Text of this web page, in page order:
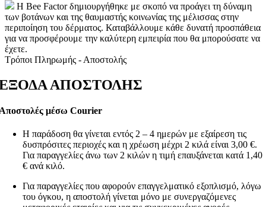
H Bee Factor δημιουργήθηκε με σκοπό να προάγει τη δύναμη
των βοτάνων και της θαυμαστής κοινωνίας της μέλισσας στην
περιποίηση του δέρματος. Καταβάλλουμε κάθε δυνατή προσπάθεια
για να προσφέρουμε την καλύτερη εμπειρία που θα μπορούσατε να
έχετε.
Τρόποι Πληρωμής - Αποστολής
ΑΠΟΣΤΟΛΗΣ
μέσω Courier
Η παράδοση θα γίνεται εντός 2 – 4 ημερών με εξαίρεση τις
δυσπρόσιτες περιοχές και η χρέωση μέχρι 2 κιλά είναι 3,00 €.
Για παραγγελίες άνω των 2 κιλών η τιμή επαυξάνεται κατά 1,40
€ ανά κιλό.
Για παραγγελίες που αφορούν επαγγελματικό εξοπλισμό, λόγω
του όγκου, η αποστολή γίνεται μόνο με συνεργαζόμενες